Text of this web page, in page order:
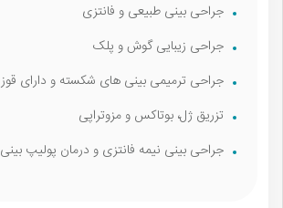
جراحی بینی طبیعی و فانتزی
جراحی زیبایی گوش و پلک
جراحی ترمیمی بینی ‌های شکسته و دارای قوز
تزریق ژل، بوتاکس و مزوتراپی
جراحی بینی نیمه فانتزی و درمان پولیپ بینی